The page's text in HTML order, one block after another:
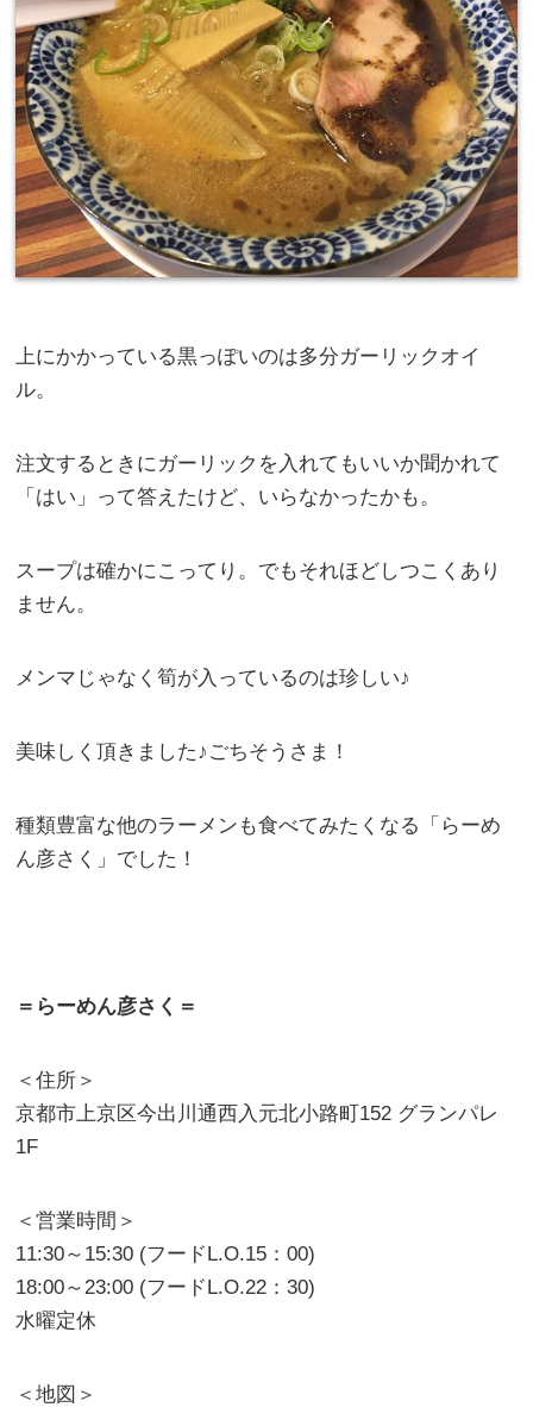
上にかかっている黒っぽいのは多分ガーリックオイ
ル。
注文するときにガーリックを入れてもいいか聞かれて
「はい」って答えたけど、いらなかったかも。
スープは確かにこってり。でもそれほどしつこくあり
ません。
メンマじゃなく筍が入っているのは珍しい♪
美味しく頂きました♪ごちそうさま！
種類豊富な他のラーメンも食べてみたくなる「らーめ
ん彦さく」でした！
＝らーめん彦さく＝
＜住所＞
京都市上京区今出川通西入元北小路町152 グランパレ
1F
＜営業時間＞
11:30～15:30 (フードL.O.15：00)
18:00～23:00 (フードL.O.22：30)
水曜定休
＜地図＞